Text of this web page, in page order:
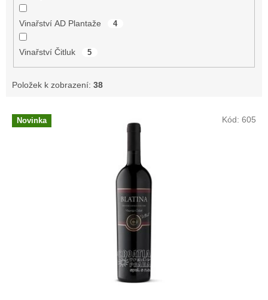
Vinařství AD Plantaže 4
Vinařství Čitluk 5
Položek k zobrazení: 38
Novinka Kód: 605